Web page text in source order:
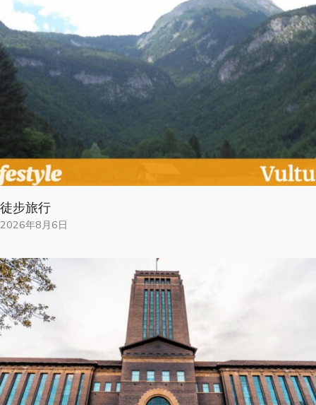
徒步旅行
2026年8月6日